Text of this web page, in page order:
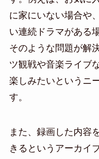
に家にいない場合や
い連続ドラマがある
そのような問題が解
ツ観戦や音楽ライブ
楽しみたいというニ
す。
また、録画した内容
きるというアーカイ